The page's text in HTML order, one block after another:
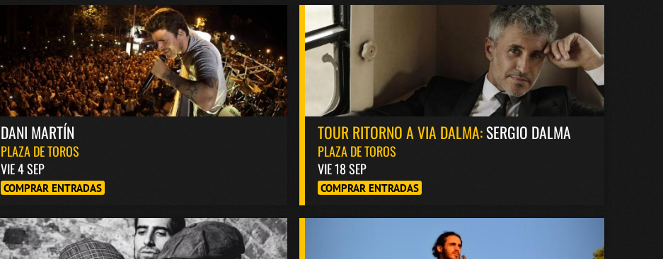
DANI MARTÍN
PLAZA DE TOROS
VIE 4 SEP
COMPRAR ENTRADAS
TOUR RITORNO A VIA DALMA:SERGIO DALMA
PLAZA DE TOROS
VIE 18 SEP
COMPRAR ENTRADAS